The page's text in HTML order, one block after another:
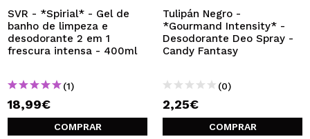
SVR - *Spirial* - Gel de
banho de limpeza e
desodorante 2 em 1
frescura intensa - 400ml
(1)
18,99€
COMPRAR
Tulipán Negro -
*Gourmand Intensity* -
Desodorante Deo Spray -
Candy Fantasy
(0)
2,25€
COMPRAR